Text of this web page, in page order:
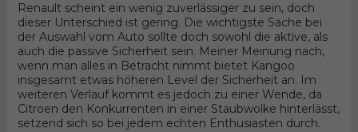
Renault scheint ein wenig zuverlässiger zu sein, doch
dieser Unterschied ist gering. Die wichtigste Sache bei
der Auswahl vom Auto sollte doch sowohl die aktive, als
auch die passive Sicherheit sein. Meiner Meinung nach,
wenn man alles in Betracht nimmt bietet Kangoo
insgesamt etwas höheren Level der Sicherheit an. Im
weiteren Verlauf kommt es jedoch zu einer Wende, da
Citroen den Konkurrenten in einer Staubwolke hinterlässt,
setzend sich so bei jedem echten Enthusiasten durch.